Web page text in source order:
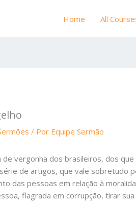
Home All
/ Por Equipe Sermão
de vergonha dos brasileiros, dos
de artigos, que vale sobretudo
das pessoas em relação à
flagrada em corrupção, tirar